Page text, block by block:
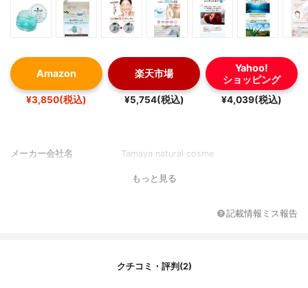
Amazon
¥3,850(税込)
楽天市場
¥5,754(税込)
Yahoo!
ショッピング
¥4,039(税込)
メーカー会社名 Tamaya natural cosme
もっと見る
記載情報ミス報告
クチコミ・評判(2)